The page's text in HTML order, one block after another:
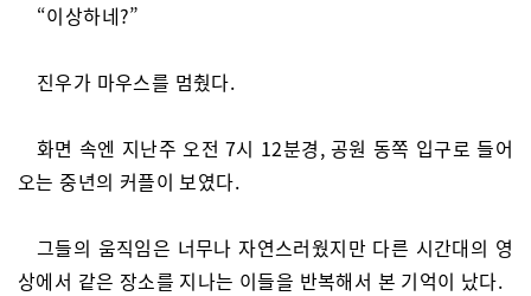
“이상하네?”
진우가 마우스를 멈췄다.
화면 속엔 지난주 오전 7시 12분경, 공원 동쪽 입구로 들어
오는 중년의 커플이 보였다.
그들의 움직임은 너무나 자연스러웠지만 다른 시간대의 영
상에서 같은 장소를 지나는 이들을 반복해서 본 기억이 났다.